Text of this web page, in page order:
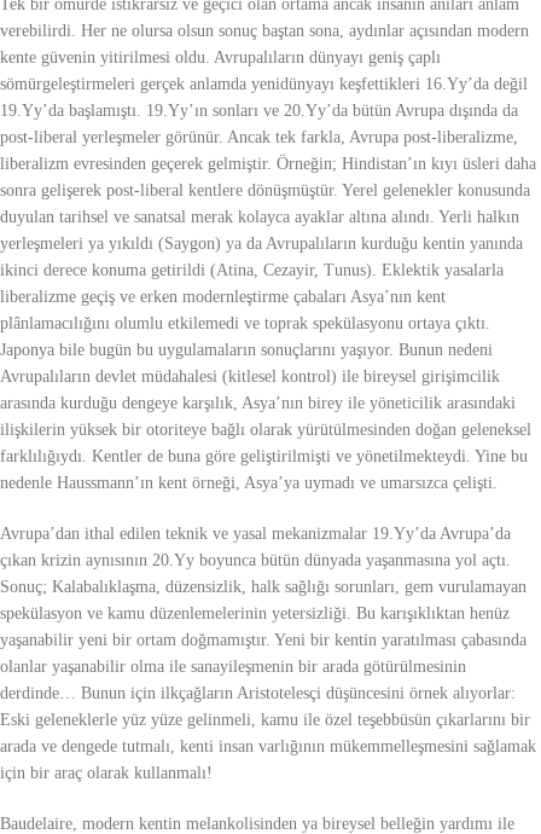
Tek bir ömürde istikrarsız ve geçici olan ortama ancak insanın anıları anlam
verebilirdi. Her ne olursa olsun sonuç baştan sona, aydınlar açısından modern
kente güvenin yitirilmesi oldu. Avrupalıların dünyayı geniş çaplı
sömürgeleştirmeleri gerçek anlamda yenidünyayı keşfettikleri 16.Yy’da değil
19.Yy’da başlamıştı. 19.Yy’ın sonları ve 20.Yy’da bütün Avrupa dışında da
post-liberal yerleşmeler görünür. Ancak tek farkla, Avrupa post-liberalizme,
liberalizm evresinden geçerek gelmiştir. Örneğin; Hindistan’ın kıyı üsleri daha
sonra gelişerek post-liberal kentlere dönüşmüştür. Yerel gelenekler konusunda
duyulan tarihsel ve sanatsal merak kolayca ayaklar altına alındı. Yerli halkın
yerleşmeleri ya yıkıldı (Saygon) ya da Avrupalıların kurduğu kentin yanında
ikinci derece konuma getirildi (Atina, Cezayir, Tunus). Eklektik yasalarla
liberalizme geçiş ve erken modernleştirme çabaları Asya’nın kent
plânlamacılığını olumlu etkilemedi ve toprak spekülasyonu ortaya çıktı.
Japonya bile bugün bu uygulamaların sonuçlarını yaşıyor. Bunun nedeni
Avrupalıların devlet müdahalesi (kitlesel kontrol) ile bireysel girişimcilik
arasında kurduğu dengeye karşılık, Asya’nın birey ile yöneticilik arasındaki
ilişkilerin yüksek bir otoriteye bağlı olarak yürütülmesinden doğan geleneksel
farklılığıydı. Kentler de buna göre geliştirilmişti ve yönetilmekteydi. Yine bu
nedenle Haussmann’ın kent örneği, Asya’ya uymadı ve umarsızca çelişti.
Avrupa’dan ithal edilen teknik ve yasal mekanizmalar 19.Yy’da Avrupa’da
çıkan krizin aynısının 20.Yy boyunca bütün dünyada yaşanmasına yol açtı.
Sonuç; Kalabalıklaşma, düzensizlik, halk sağlığı sorunları, gem vurulamayan
spekülasyon ve kamu düzenlemelerinin yetersizliği. Bu karışıklıktan henüz
yaşanabilir yeni bir ortam doğmamıştır. Yeni bir kentin yaratılması çabasında
olanlar yaşanabilir olma ile sanayileşmenin bir arada götürülmesinin
derdinde… Bunun için ilkçağların Aristotelesçi düşüncesini örnek alıyorlar:
Eski geleneklerle yüz yüze gelinmeli, kamu ile özel teşebbüsün çıkarlarını bir
arada ve dengede tutmalı, kenti insan varlığının mükemmelleşmesini sağlamak
için bir araç olarak kullanmalı!
Baudelaire, modern kentin melankolisinden ya bireysel belleğin yardımı ile